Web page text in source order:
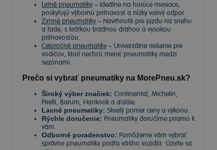
Letné pneumatiky – Ideálne na horúce mesiace,
poskytujú výbornú priľnavosť a nízky valivý odpor.
Zimné pneumatiky – Navrhnuté pre jazdu na snehu
a ľade, s krátkou brzdnou dráhou a vysokou
priľnavosťou.
Celoročné pneumatiky – Univerzálne riešenie pre
vodičov, ktorí nechcú meniť pneumatiky medzi
sezónami.
Prečo si vybrať pneumatiky na MorePneu.sk?
Široký výber značiek: Continental, Michelin,
Pirelli, Barum, Hankook a ďalšie.
Lacné pneumatiky: Skvelý pomer ceny a výkonu.
Rýchle doručenie: Pneumatiky doručíme priamo k
vám.
Odborné poradenstvo: Pomôžeme vám vybrať
správne pneumatiky podľa vášho vozidla. Ozvite sa